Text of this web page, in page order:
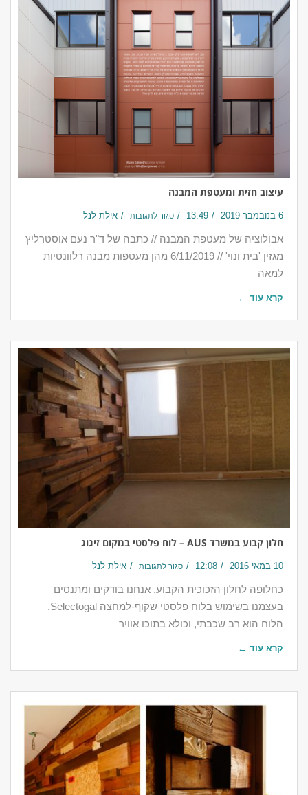
עיצוב חזית ומעטפת המבנה
6 בנובמבר 2019 13:49 סגור לתגובות אילת לנל
אבולוציה של מעטפת המבנה // כתבה של ד"ר נעם אוסטרליץ
מגזין 'בית ונוי' // 6/11/2019 מהן מעטפות מבנה רלוונטיות
למאה
קרא עוד ←
חלון קבוע במשרד AUS – לוח פלסטי במקום זיגוג
10 במאי 2016 12:08 סגור לתגובות אילת לנל
כחלופה לחלון הזכוכית הקבוע, אנחנו בודקים ומתנסים
בעצמנו בשימוש בלוח פלסטי שקוף-למחצה Selectogal.
הלוח הוא רב שכבתי, וכולא בתוכו אוויר
קרא עוד ←